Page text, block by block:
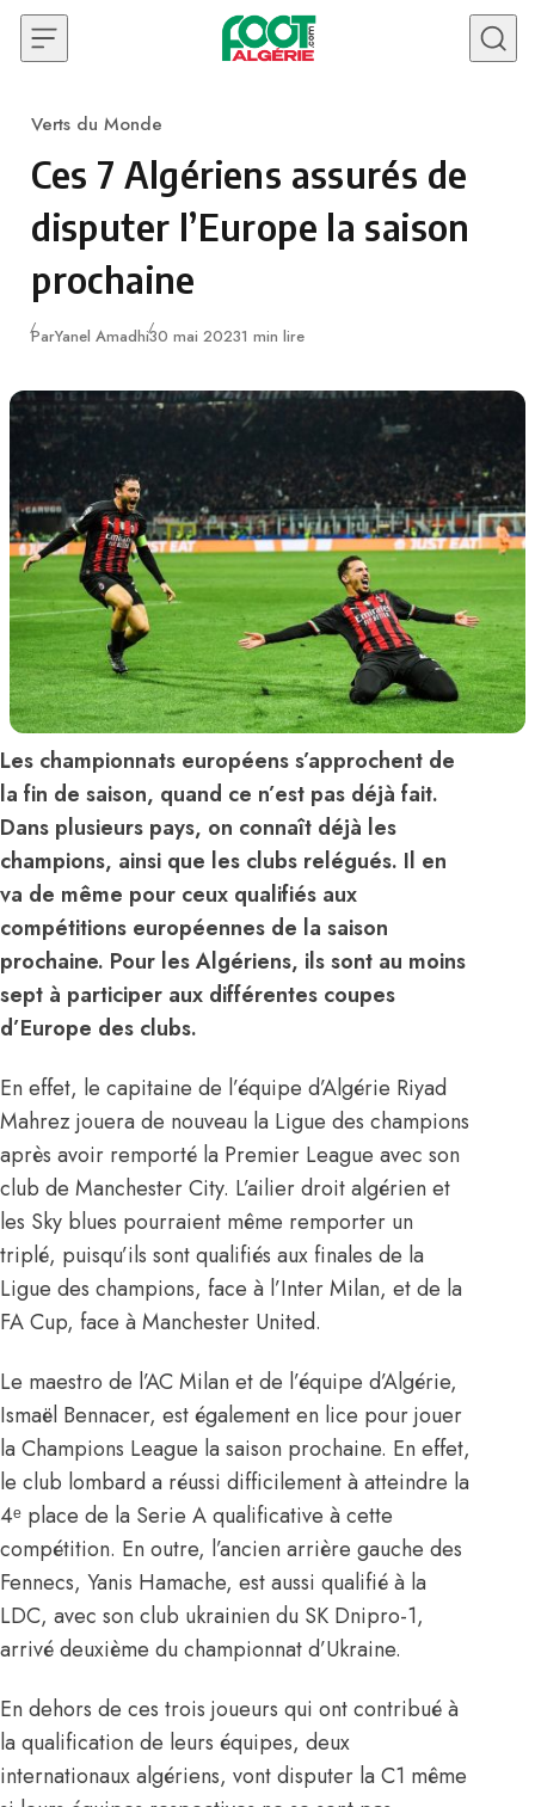
Skip to content
Category
Verts du Monde
Ces 7 Algériens assurés de
disputer l’Europe la saison
prochaine
ParYanel AmadhiPublié
30 mai 20231 min lire
Les championnats européens s’approchent de
la fin de saison, quand ce n’est pas déjà fait.
Dans plusieurs pays, on connaît déjà les
champions, ainsi que les clubs relégués. Il en
va de même pour ceux qualifiés aux
compétitions européennes de la saison
prochaine. Pour les Algériens, ils sont au moins
sept à participer aux différentes coupes
d’Europe des clubs.
En effet, le capitaine de l’équipe d’Algérie Riyad
Mahrez jouera de nouveau la Ligue des champions
après avoir remporté la Premier League avec son
club de Manchester City. L’ailier droit algérien et
les Sky blues pourraient même remporter un
triplé, puisqu’ils sont qualifiés aux finales de la
Ligue des champions, face à l’Inter Milan, et de la
FA Cup, face à Manchester United.
Le maestro de l’AC Milan et de l’équipe d’Algérie,
Ismaël Bennacer, est également en lice pour jouer
la Champions League la saison prochaine. En effet,
le club lombard a réussi difficilement à atteindre la
4ᵉ place de la Serie A qualificative à cette
compétition. En outre, l’ancien arrière gauche des
Fennecs, Yanis Hamache, est aussi qualifié à la
LDC, avec son club ukrainien du SK Dnipro-1,
arrivé deuxième du championnat d’Ukraine.
En dehors de ces trois joueurs qui ont contribué à
la qualification de leurs équipes, deux
internationaux algériens, vont disputer la C1 même